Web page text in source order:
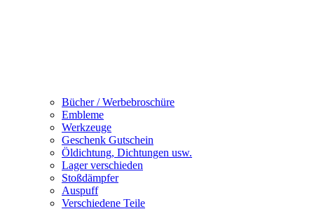
Bücher / Werbebroschüre
Embleme
Werkzeuge
Geschenk Gutschein
Öldichtung, Dichtungen usw.
Lager verschieden
Stoßdämpfer
Auspuff
Verschiedene Teile